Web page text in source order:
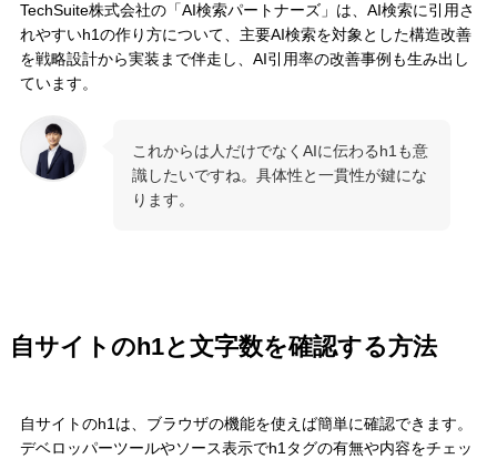
TechSuite株式会社の「AI検索パートナーズ」は、AI検索に引用さ
れやすいh1の作り方について、主要AI検索を対象とした構造改善
を戦略設計から実装まで伴走し、AI引用率の改善事例も生み出し
ています。
これからは人だけでなくAIに伝わるh1も意
識したいですね。具体性と一貫性が鍵にな
ります。
自サイトのh1と文字数を確認する方法
自サイトのh1は、ブラウザの機能を使えば簡単に確認できます。
デベロッパーツールやソース表示でh1タグの有無や内容をチェッ